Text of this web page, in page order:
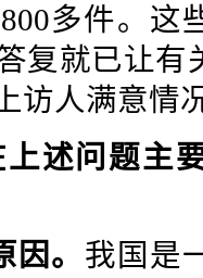
多件。这
复就已让有
访人满意情
问题主要
。 我国是